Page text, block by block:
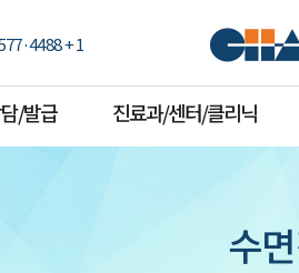
+ 1
/발급 진료과/센터/클리닉
수